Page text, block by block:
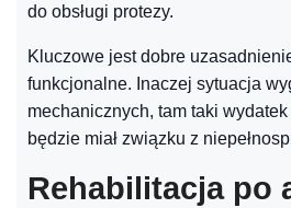
do obsługi protezy.
Kluczowe jest dobre
funkcjonalne. Inaczej sytuacja
mechanicznych, tam taki
będzie miał związku z
Rehabilitacja po